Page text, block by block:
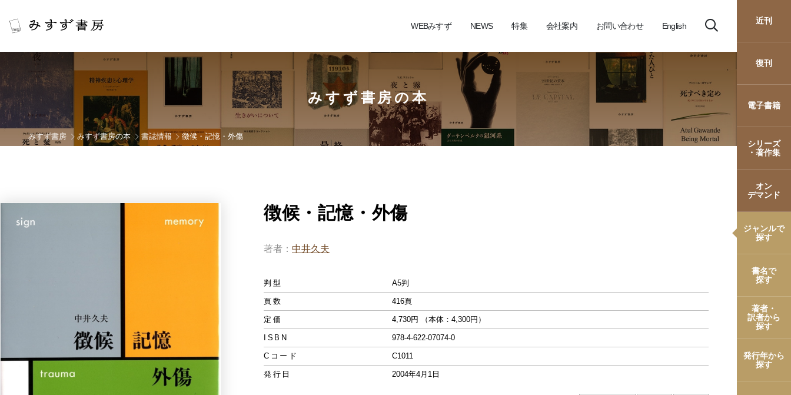
WEBみすず NEWS 特集 会社案内 お問い合わせ English
近刊
復刊
電子書籍
シリーズ
・著作集
オン
デマンド
ジャンルで
探す
書名で
探す
著者・
訳者から
探す
発行年から
探す
みすず書房の本
みすず書房 みすず書房の本 書誌情報 徴候・記憶・外傷
徴候・記憶・外傷
著者 中井久夫
判型 A5判
頁数 416頁
定価 4,730円 （本体：4,300円）
ISBN 978-4-622-07074-0
Cコード C1011
発行日 2004年4月1日